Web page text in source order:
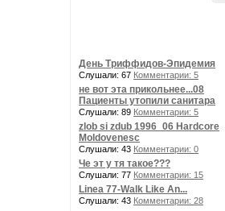
День Триффидов-Эпидемия
Слушали: 67 Комментарии: 5
не вот эта прикольнее...08
Пациенты утопили санитара
Слушали: 89 Комментарии: 5
zlob si zdub 1996_06 Hardcore
Moldovenesc
Слушали: 43 Комментарии: 0
Че эт у тя такое???
Слушали: 77 Комментарии: 15
Linea 77-Walk Like An...
Слушали: 43 Комментарии: 28